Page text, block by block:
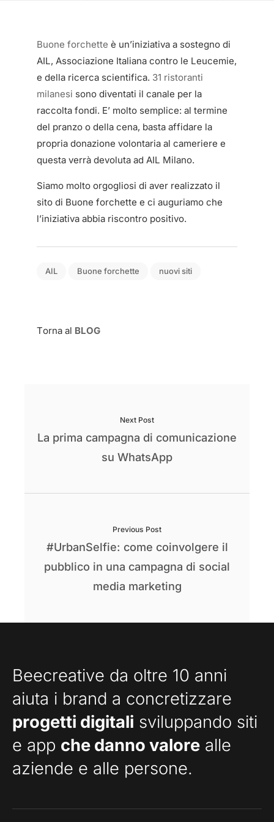
Buone forchette è un’iniziativa a sostegno di
AIL, Associazione Italiana contro le Leucemie,
e della ricerca scientifica. 31 ristoranti
milanesi sono diventati il canale per la
raccolta fondi. E’ molto semplice: al termine
del pranzo o della cena, basta affidare la
propria donazione volontaria al cameriere e
questa verrà devoluta ad AIL Milano.
Siamo molto orgogliosi di aver realizzato il
sito di Buone forchette e ci auguriamo che
l’iniziativa abbia riscontro positivo.
AIL Buone forchette nuovi siti
Torna al BLOG
Next Post
La prima campagna di comunicazione
su WhatsApp
Previous Post
#UrbanSelfie: come coinvolgere il
pubblico in una campagna di social
media marketing
Beecreative da oltre 10 anni
aiuta i brand a concretizzare
progetti digitali sviluppando siti
e app che danno valore alle
aziende e alle persone.